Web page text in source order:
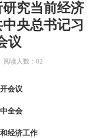
究当前经济
央总书记习
议
阅读人数：82
会议
全会
经济工作